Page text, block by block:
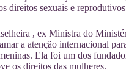
direitos sexuais e
, ex Ministra do
a atenção internacional
Ela foi um dos
os direitos das mulheres.